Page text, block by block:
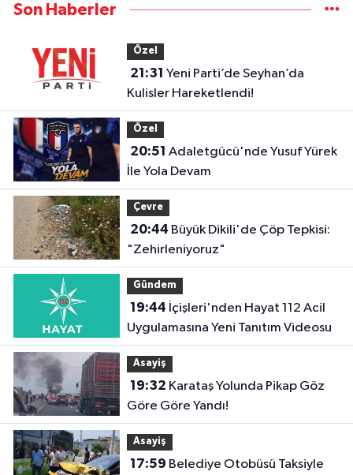
Son Haberler
Özel
21:31
Kulisler Hareketlendi!
Özel
20:51
İle Yola Devam
Çevre
20:44
"Zehirleniyoruz"
Gündem
19:44
Uygulamasına Yeni Tanıtım Videosu
Asayiş
19:32
Göre Göre Yandı!
Asayiş
17:59